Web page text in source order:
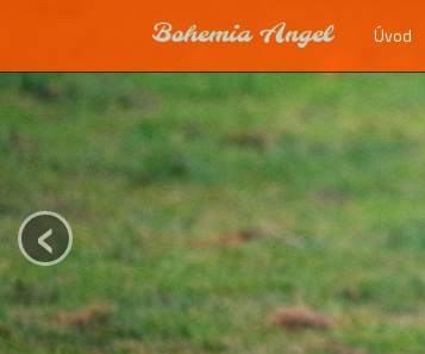
Bohemia Angel Úvod
‹